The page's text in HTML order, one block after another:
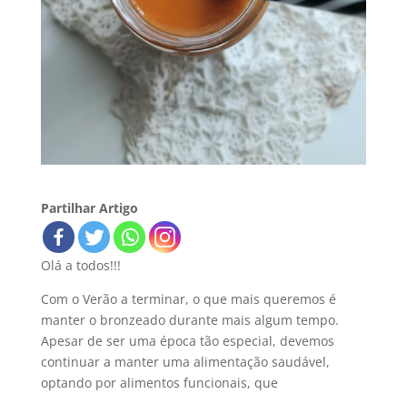
Partilhar Artigo
Olá a todos!!!
Com o Verão a terminar, o que mais queremos é
manter o bronzeado durante mais algum tempo.
Apesar de ser uma época tão especial, devemos
continuar a manter uma alimentação saudável,
optando por alimentos funcionais, que